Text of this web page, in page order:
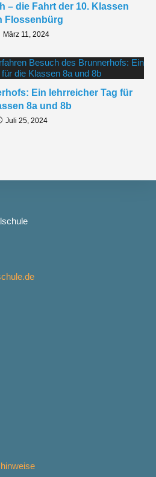
– die Fahrt der 10. Klassen
Flossenbürg
März 11, 2024
Ein lehrreicher Tag für
8a und 8b
Juli 25, 2024